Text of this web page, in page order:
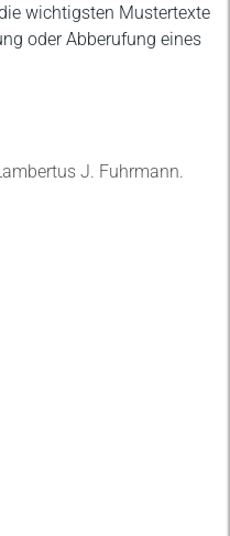
wichtigsten Mustertexte
oder Abberufung eines
J. Fuhrmann.